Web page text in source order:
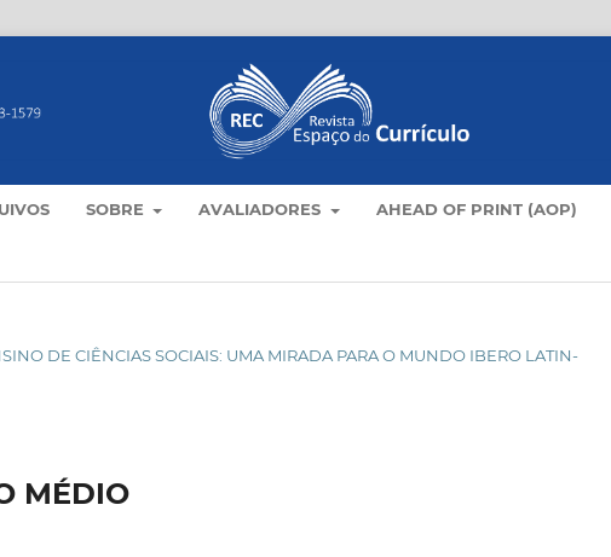
SOBRE AVALIADORES AHEAD OF PRINT (AOP)
DE CIÊNCIAS SOCIAIS: UMA MIRADA PARA O MUNDO IBERO LATIN-
MÉDIO